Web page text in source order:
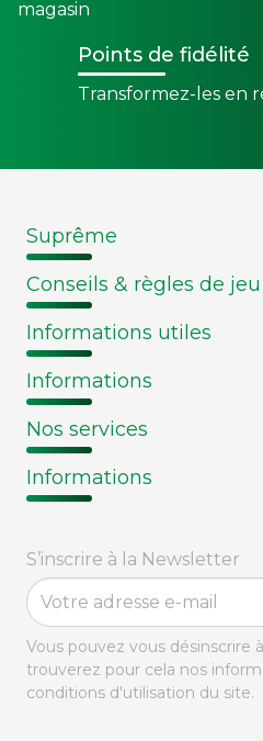
magasin
Points de fidélité
Transformez-les en
Suprême
Conseils & règles de jeu
Informations utiles
Informations
Nos services
Informations
S’inscrire à la Newsletter
Vous pouvez vous désinscrire
trouverez pour cela nos
conditions d'utilisation du site.